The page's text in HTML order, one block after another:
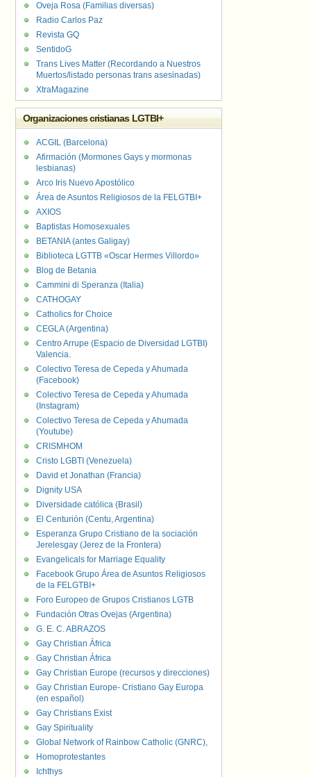
Oveja Rosa (Familias diversas)
Radio Carlos Paz
Revista GQ
SentidoG
Trans Lives Matter (Recordando a Nuestros
Muertos/listado personas trans asesinadas)
XtraMagazine
Organizaciones cristianas LGTBI+
ACGIL (Barcelona)
Afirmación (Mormones Gays y mormonas
lesbianas)
Arco Iris Nuevo Apostólico
Área de Asuntos Religiosos de la FELGTBI+
AXIOS
Baptistas Homosexuales
BETANIA (antes Galigay)
Biblioteca LGTTB «Oscar Hermes Villordo»
Blog de Betania
Cammini di Speranza (Italia)
CATHOGAY
Catholics for Choice
CEGLA (Argentina)
Centro Arrupe (Espacio de Diversidad LGTBI)
Valencia.
Colectivo Teresa de Cepeda y Ahumada
(Facebook)
Colectivo Teresa de Cepeda y Ahumada
(Instagram)
Colectivo Teresa de Cepeda y Ahumada
(Youtube)
CRISMHOM
Cristo LGBTI (Venezuela)
David et Jonathan (Francia)
Dignity USA
Diversidade católica (Brasil)
El Centurión (Centu, Argentina)
Esperanza Grupo Cristiano de la sociación
Jerelesgay (Jerez de la Frontera)
Evangelicals for Marriage Equality
Facebook Grupo Área de Asuntos Religiosos
de la FELGTBI+
Foro Europeo de Grupos Cristianos LGTB
Fundación Otras Ovejas (Argentina)
G. E. C. ABRAZOS
Gay Christian África
Gay Christian África
Gay Christian Europe (recursos y direcciones)
Gay Christian Europe- Cristiano Gay Europa
(en español)
Gay Christians Exist
Gay Spirituality
Global Network of Rainbow Catholic (GNRC),
Homoprotestantes
Ichthys